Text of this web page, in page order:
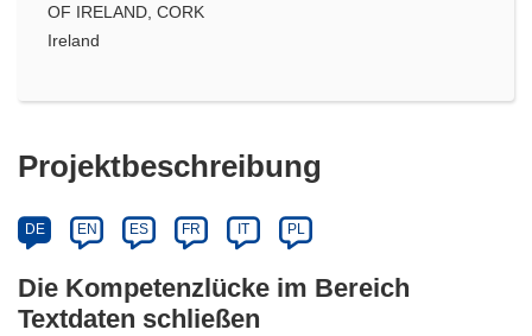
OF IRELAND, CORK
Ireland
Projektbeschreibung
DE EN ES FR IT PL
Die Kompetenzlücke im Bereich
Textdaten schließen